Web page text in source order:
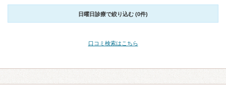
日曜日診療で絞り込む (0件)
口コミ検索はこちら